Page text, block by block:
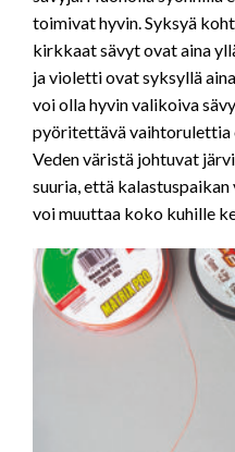
toimivat hyvin. Syksyä
kirkkaat sävyt ovat aina
ja violetti ovat syksyllä
voi olla hyvin valikoiva
pyöritettävä vaihtorulettia
Veden väristä johtuvat
suuria, että
voi muuttaa koko kuhille